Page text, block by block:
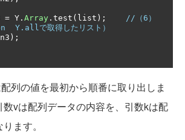
= Y . Array . test ( list );
//（6）
Y.allで取得したリスト）
n3 );
列の値を最初から順番に取り出しま
vは配列データの内容を、引数kは配
ます。